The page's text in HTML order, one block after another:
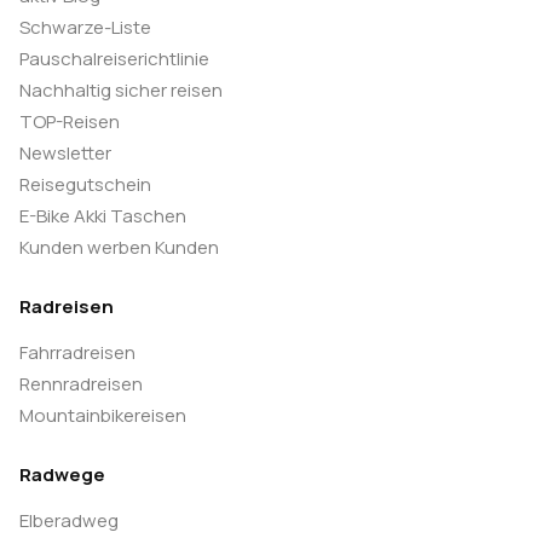
Schwarze-Liste
Pauschalreiserichtlinie
Nachhaltig sicher reisen
TOP-Reisen
Newsletter
Reisegutschein
E-Bike Akki Taschen
Kunden werben Kunden
Radreisen
Fahrradreisen
Rennradreisen
Mountainbikereisen
Radwege
Elberadweg